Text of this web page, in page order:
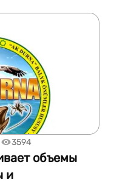
Балканского
завод по прои...
3594
объемы
и